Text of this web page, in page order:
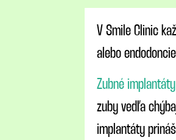
V Smile Clinic
alebo
Zubné implantáty
zuby vedľa
implantáty